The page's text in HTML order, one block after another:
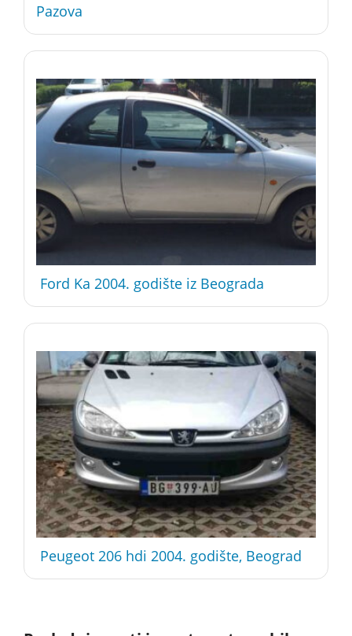
Pazova
Ford Ka 2004. godište iz Beograda
Peugeot 206 hdi 2004. godište, Beograd